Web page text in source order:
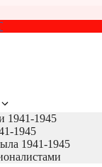
1941-1945
1945
1941-1945